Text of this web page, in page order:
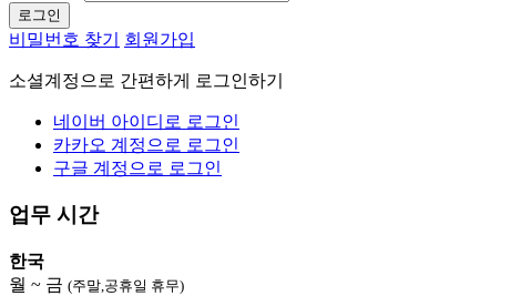
비밀번호 찾기 회원가입
소셜계정으로 간편하게 로그인하기
네이버 아이디로 로그인
카카오 계정으로 로그인
구글 계정으로 로그인
업무 시간
한국
월 ~ 금 (주말,공휴일 휴무)